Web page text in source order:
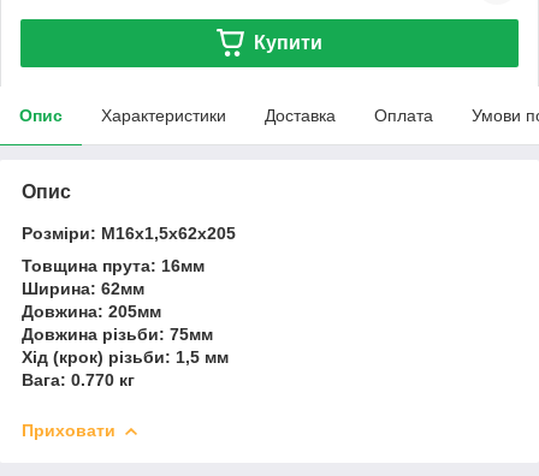
Купити
Опис Характеристики Доставка Оплата Умови
Опис
Розміри: M16x1,5x62x205
Товщина прута: 16мм
Ширина: 62мм
Довжина: 205мм
Довжина різьби: 75мм
Хід (крок) різьби: 1,5 мм
Вага: 0.770 кг
Приховати